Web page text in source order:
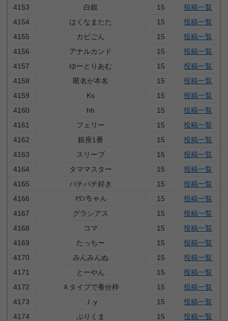
4153
白銀 15
投稿一覧
4154
はくなまたた 15
投稿一覧
4155
カビごん 15
投稿一覧
4156
アナルカンド 15
投稿一覧
4157
ゆーとりあむ 15
投稿一覧
4158
匿名が本名 15
投稿一覧
4159
Ks 15
投稿一覧
4160
hh 15
投稿一覧
4161
フェリー 15
投稿一覧
4162
銀座1番 15
投稿一覧
4163
スリーブ 15
投稿一覧
4164
タママスター 15
投稿一覧
4165
パチパチ好き 15
投稿一覧
4166
ﾏﾘﾝちゃん 15
投稿一覧
4167
グラシアス 15
投稿一覧
4168
コマ 15
投稿一覧
4169
たっちー 15
投稿一覧
4170
みんみんぬ 15
投稿一覧
4171
とーやん 15
投稿一覧
4172
Ａタイプで養分枠 15
投稿一覧
4173
Ｊ.y 15
投稿一覧
4174
ぶりくま 15
投稿一覧